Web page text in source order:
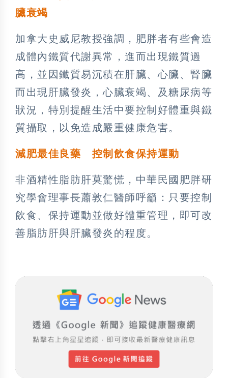
臟衰竭
加拿大史威尼教授強調，肥胖者有些會造
成體內鐵質代謝異常，進而出現鐵質過
高，並因鐵質易沉積在肝臟、心臟、腎臟
而出現肝臟發炎，心臟衰竭、及糖尿病等
狀況，特別提醒生活中要控制好體重與鐵
質攝取，以免造成嚴重健康危害。
減肥最佳良藥 控制飲食保持運動
非酒精性脂肪肝莫驚慌，中華民國肥胖研
究學會理事長蕭敦仁醫師呼籲：只要控制
飲食、保持運動並做好體重管理，即可改
善脂肪肝與肝臟發炎的程度。